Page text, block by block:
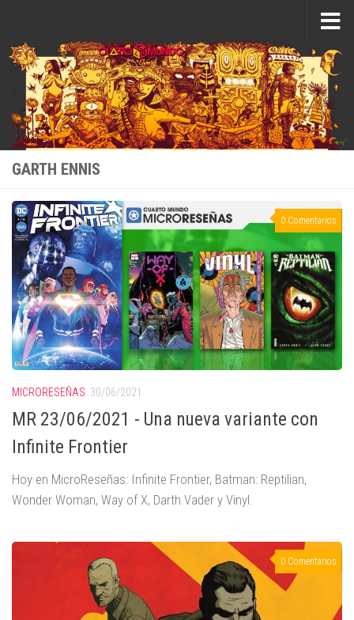
GARTH ENNIS
0 Comentarios
MICRORESEÑAS 30/06/2021
MR 23/06/2021 - Una nueva variante con
Infinite Frontier
Hoy en MicroReseñas: Infinite Frontier, Batman: Reptilian,
Wonder Woman, Way of X, Darth Vader y Vinyl.
0 Comentarios